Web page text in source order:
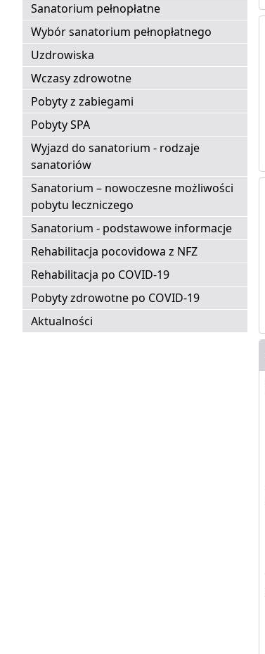
Sanatorium pełnopłatne
Wybór sanatorium pełnopłatnego
Uzdrowiska
Wczasy zdrowotne
Pobyty z zabiegami
Pobyty SPA
Wyjazd do sanatorium - rodzaje
sanatoriów
Sanatorium – nowoczesne możliwości
pobytu leczniczego
Sanatorium - podstawowe informacje
Rehabilitacja pocovidowa z NFZ
Rehabilitacja po COVID-19
Pobyty zdrowotne po COVID-19
Aktualności